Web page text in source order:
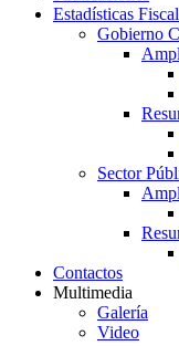
Estadísticas
Gobierno
Sector
Contactos
Multimedia
Galería
Video